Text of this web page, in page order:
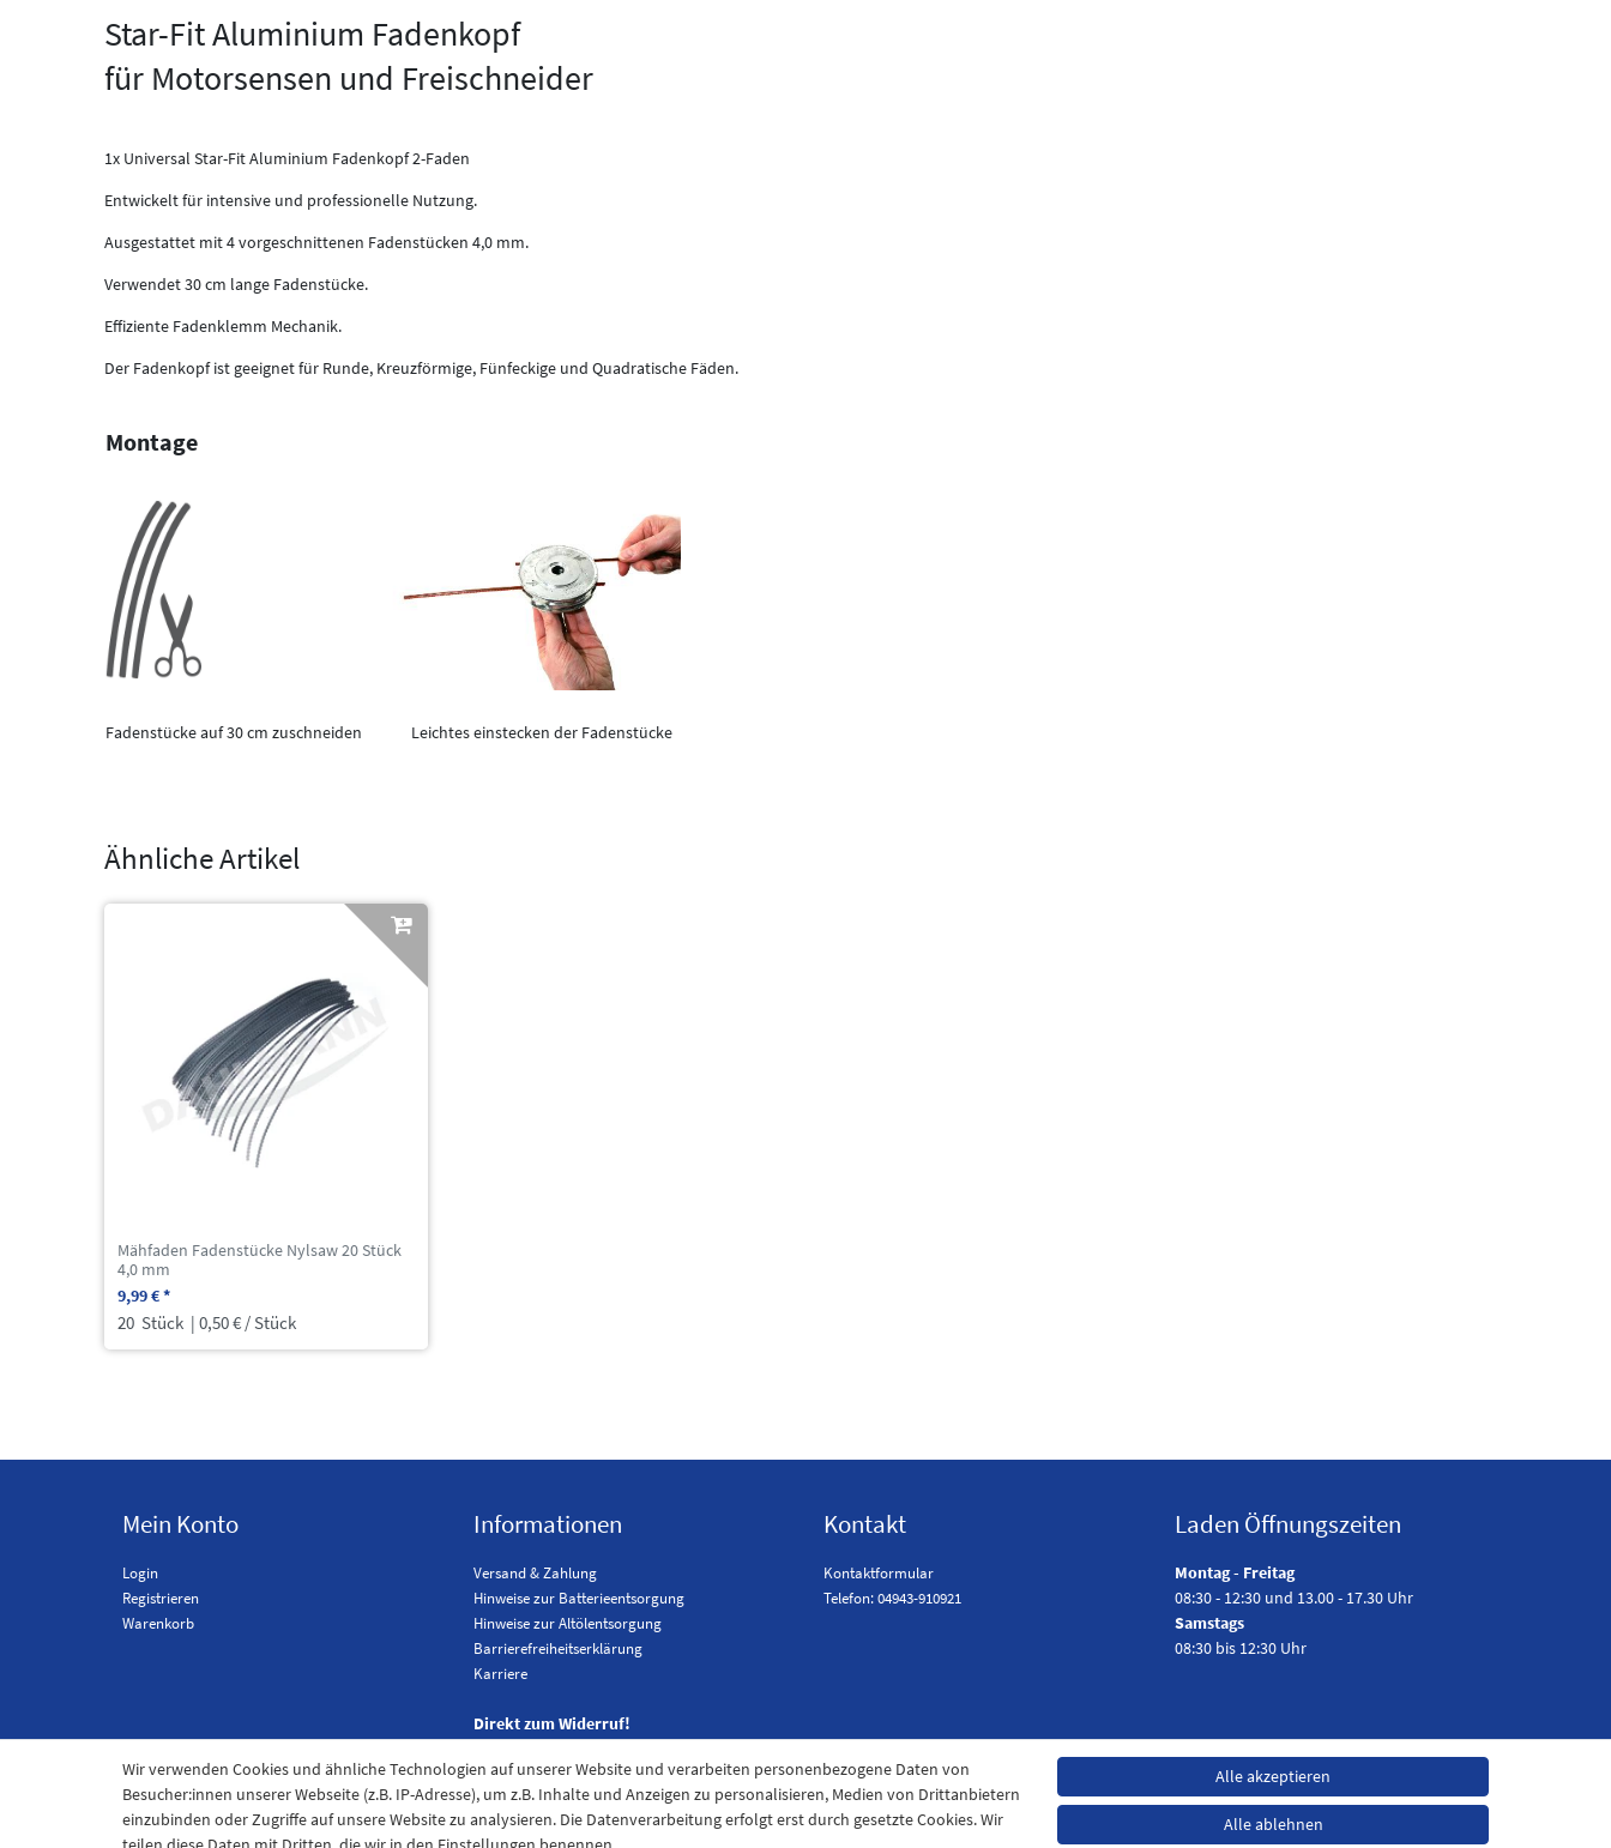
Star-Fit Aluminium Fadenkopf
für Motorsensen und Freischneider
1x Universal Star-Fit Aluminium Fadenkopf 2-Faden
Entwickelt für intensive und professionelle Nutzung.
Ausgestattet mit 4 vorgeschnittenen Fadenstücken 4,0 mm.
Verwendet 30 cm lange Fadenstücke.
Effiziente Fadenklemm Mechanik.
Der Fadenkopf ist geeignet für Runde, Kreuzförmige, Fünfeckige und Quadratische Fäden.
Montage
Fadenstücke auf 30 cm zuschneiden Leichtes einstecken der Fadenstücke
Ähnliche Artikel
Mähfaden Fadenstücke Nylsaw 20 Stück
4,0 mm
9,99 € *
20 Stück | 0,50 € / Stück
Mein Konto
Login
Registrieren
Warenkorb
Informationen
Versand & Zahlung
Hinweise zur Batterieentsorgung
Hinweise zur Altölentsorgung
Barrierefreiheitserklärung
Karriere
Direkt zum Widerruf!
Kontakt
Kontaktformular
Telefon: 04943-910921
Laden Öffnungszeiten
Montag - Freitag
08:30 - 12:30 und 13.00 - 17.30 Uhr
Samstags
08:30 bis 12:30 Uhr
Wir verwenden Cookies und ähnliche Technologien auf unserer Website und verarbeiten personenbezogene Daten von
Besucher:innen unserer Webseite (z.B. IP-Adresse), um z.B. Inhalte und Anzeigen zu personalisieren, Medien von Drittanbietern
einzubinden oder Zugriffe auf unsere Website zu analysieren. Die Datenverarbeitung erfolgt erst durch gesetzte Cookies. Wir
Alle akzeptieren
Alle ablehnen